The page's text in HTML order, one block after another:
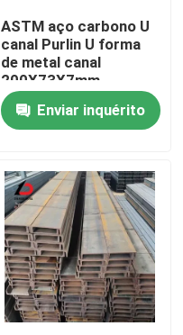
ASTM aço carbono U
canal Purlin U forma
de metal canal
200X73X7mm
Enviar inquérito